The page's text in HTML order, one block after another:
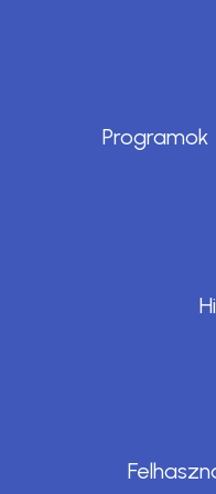
Programok